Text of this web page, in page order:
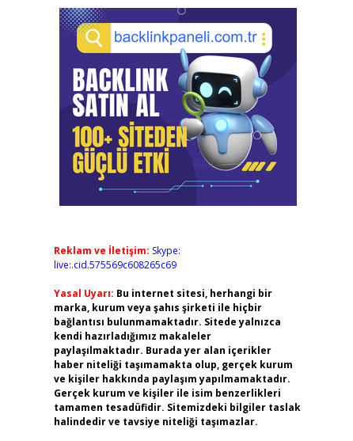
Reklam ve İletişim: Skype:
live:.cid.575569c608265c69
Yasal Uyarı: Bu internet sitesi, herhangi bir
marka, kurum veya şahıs şirketi ile hiçbir
bağlantısı bulunmamaktadır. Sitede yalnızca
kendi hazırladığımız makaleler
paylaşılmaktadır. Burada yer alan içerikler
haber niteliği taşımamakta olup, gerçek kurum
ve kişiler hakkında paylaşım yapılmamaktadır.
Gerçek kurum ve kişiler ile isim benzerlikleri
tamamen tesadüfidir. Sitemizdeki bilgiler taslak
halindedir ve tavsiye niteliği taşımazlar.